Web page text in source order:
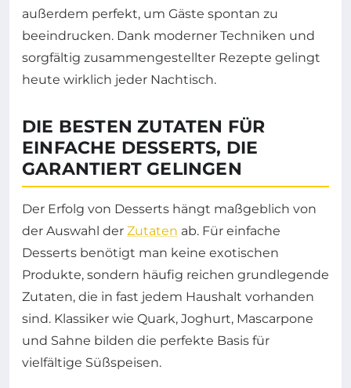
außerdem perfekt, um Gäste spontan zu
beeindrucken. Dank moderner Techniken und
sorgfältig zusammengestellter Rezepte gelingt
heute wirklich jeder Nachtisch.
DIE BESTEN ZUTATEN FÜR
EINFACHE DESSERTS, DIE
GARANTIERT GELINGEN
Der Erfolg von Desserts hängt maßgeblich von
der Auswahl der Zutaten ab. Für einfache
Desserts benötigt man keine exotischen
Produkte, sondern häufig reichen grundlegende
Zutaten, die in fast jedem Haushalt vorhanden
sind. Klassiker wie Quark, Joghurt, Mascarpone
und Sahne bilden die perfekte Basis für
vielfältige Süßspeisen.